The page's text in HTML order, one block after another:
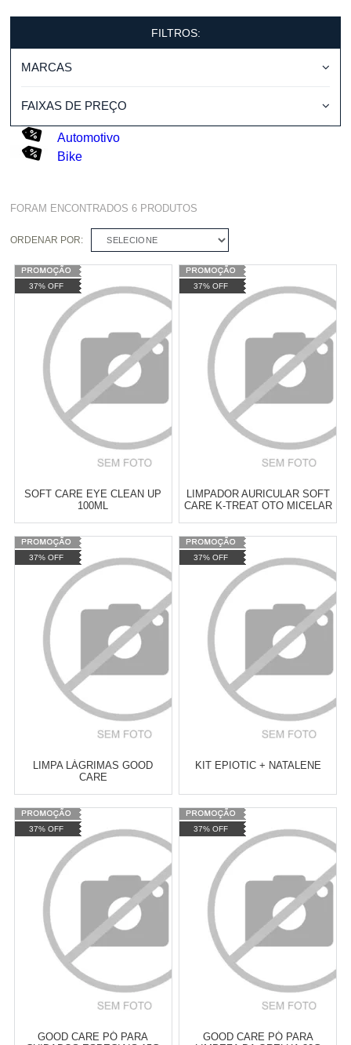
FILTROS:
MARCAS
FAIXAS DE PREÇO
Automotivo
Bike
FORAM ENCONTRADOS6 PRODUTOS
ORDENAR POR: SELECIONE
37% OFF
SOFT CARE EYE CLEAN UP
100ML
Varejo:
Atacado: R$ 2.550,90 (Apenas
Revendedor)
10 x
LIMPEZA DE OLHOS E
OUVIDOS
COMPRAR
37% OFF
LIMPADOR AURICULAR SOFT
CARE K-TREAT OTO MICELAR
Varejo:
Atacado: R$ 2.550,90 (Apenas
Revendedor)
10
LIMPEZA DE OLHOS E
OUVIDOS
COMPRAR
37% OFF
LIMPA LÁGRIMAS GOOD
CARE
Varejo:
Atacado: R$ 2.550,90 (Apenas
Revendedor)
10 x
LIMPEZA DE OLHOS E
OUVIDOS
COMPRAR
37% OFF
KIT EPIOTIC + NATALENE
Varejo:
Atacado: R$ 2.550,90 (Apenas
Revendedor)
10
LIMPEZA DE OLHOS E
OUVIDOS
COMPRAR
37% OFF
GOOD CARE PÓ PARA
37% OFF
GOOD CARE PÓ PARA